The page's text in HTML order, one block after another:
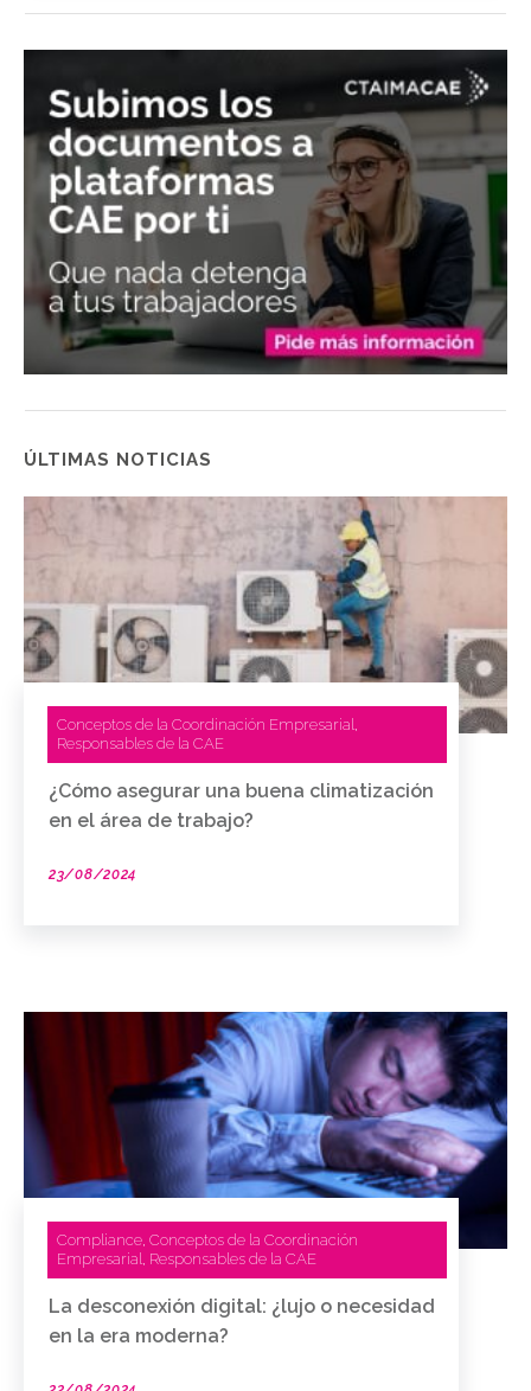
ÚLTIMAS NOTICIAS
Conceptos de la Coordinación Empresarial,
Responsables de la CAE
¿Cómo asegurar una buena climatización
en el área de trabajo?
23/08/2024
Compliance, Conceptos de la Coordinación
Empresarial, Responsables de la CAE
La desconexión digital: ¿lujo o necesidad
en la era moderna?